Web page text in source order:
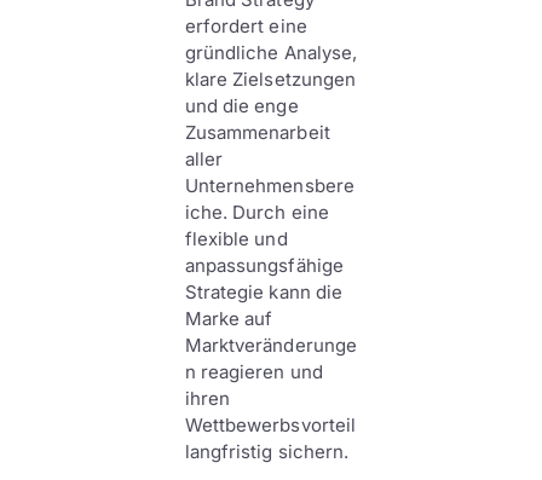
erfordert eine
gründliche Analyse,
klare Zielsetzungen
und die enge
Zusammenarbeit
aller
Unternehmensbere
iche. Durch eine
flexible und
anpassungsfähige
Strategie kann die
Marke auf
Marktveränderunge
n reagieren und
ihren
Wettbewerbsvorteil
langfristig sichern.